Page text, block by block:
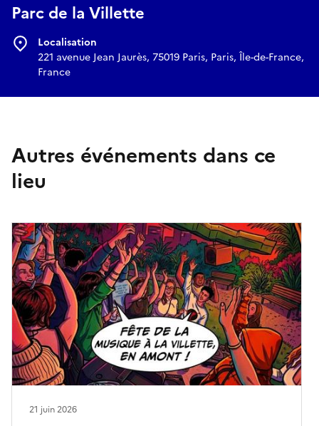
Parc de la Villette
Localisation
221 avenue Jean Jaurès, 75019 Paris, Paris, Île-de-France,
France
Autres événements dans ce
lieu
21 juin 2026